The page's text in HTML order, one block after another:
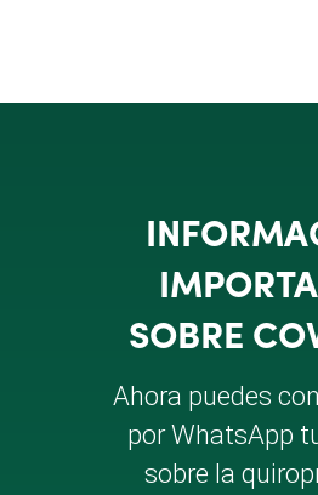
SOBRE
Ahora puedes
por WhatsApp
sobre la